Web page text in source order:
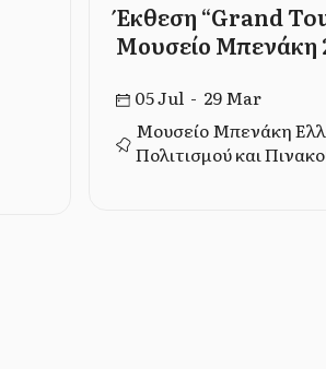
Έκθεση “Grand
Μουσείο Μπενάκη
05 Jul - 29 Mar
Μουσείο Μπενάκη
Πολιτισμού και